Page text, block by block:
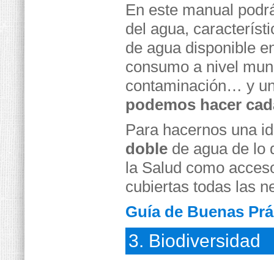
En este manual
del agua,
de agua disponible
consumo a nivel
contaminación… y
podemos hacer
Para hacernos una
doble de agua de lo
la Salud como
cubiertas todas las
Guía de Buenas
3. Biodiversidad